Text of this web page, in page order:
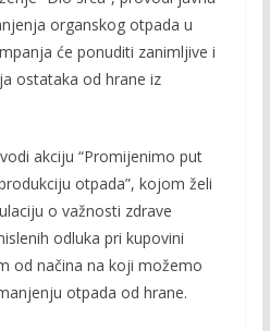
organskog otpada u
će ponuditi zanimljive i
ostataka od hrane iz
akciju “Promijenimo put
otpada”, kojom želi
o važnosti zdrave
odluka pri kupovini
od načina na koji možemo
otpada od hrane.